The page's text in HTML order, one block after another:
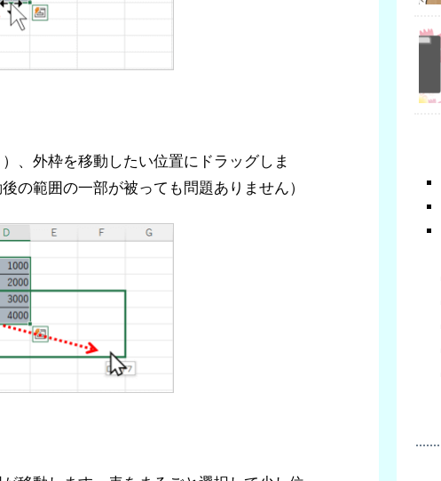
、外枠を移動したい位置にドラッグしま
の範囲の一部が被っても問題ありません）